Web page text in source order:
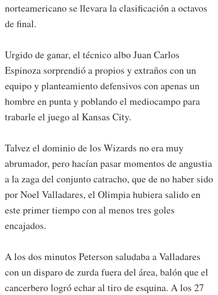
norteamericano se llevara la clasificación a octavos
de final.
Urgido de ganar, el técnico albo Juan Carlos
Espinoza sorprendió a propios y extraños con un
equipo y planteamiento defensivos con apenas un
hombre en punta y poblando el mediocampo para
trabarle el juego al Kansas City.
Talvez el dominio de los Wizards no era muy
abrumador, pero hacían pasar momentos de angustia
a la zaga del conjunto catracho, que de no haber sido
por Noel Valladares, el Olimpia hubiera salido en
este primer tiempo con al menos tres goles
encajados.
A los dos minutos Peterson saludaba a Valladares
con un disparo de zurda fuera del área, balón que el
cancerbero logró echar al tiro de esquina. A los 27